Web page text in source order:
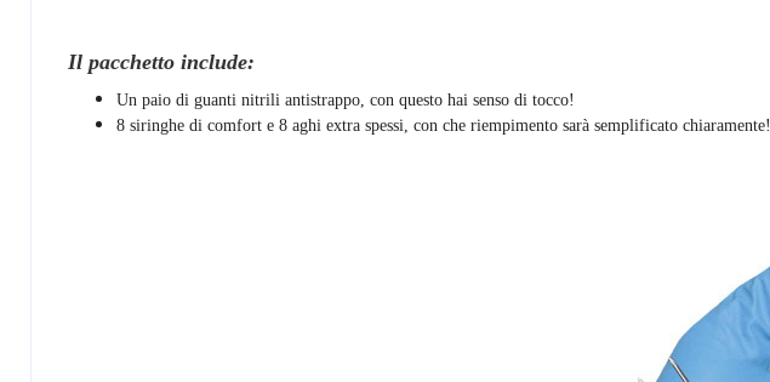
Il pacchetto include:
Un paio di guanti nitrili antistrappo, con questo hai senso di tocco!
8 siringhe di comfort e 8 aghi extra spessi, con che riempimento sarà semplificato chiaramente!